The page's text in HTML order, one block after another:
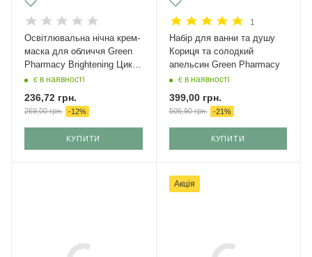
Освітлювальна нічна крем-
маска для обличчя Green
Pharmacy Brightening Цика
+ Вітамін С
є в наявності
236,72 грн.
269,00грн. -12%
КУПИТИ
1
Набір для ванни та душу
Кориця та солодкий
апельсин Green Pharmacy
є в наявності
399,00грн.
506,90грн. -21 %
КУПИТИ
Акція